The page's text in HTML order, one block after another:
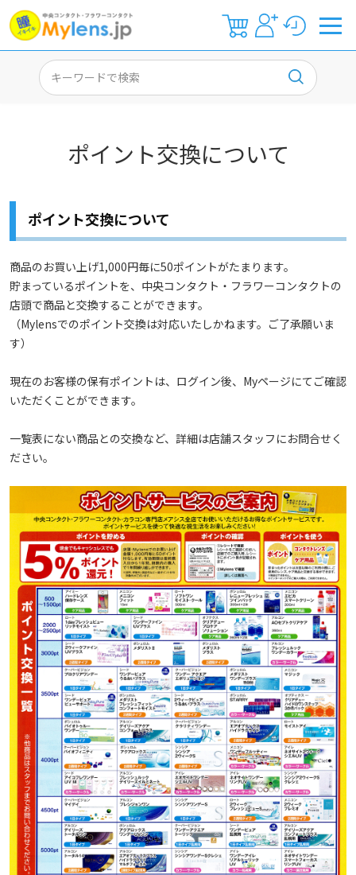
ポイント交換について
ポイント交換について
商品のお買い上げ1,000円毎に50ポイントがたまります。
貯まっているポイントを、中央コンタクト・フラワーコンタクトの
店頭で商品と交換することができます。
（Mylensでのポイント交換は対応いたしかねます。ご了承願いま
す）
現在のお客様の保有ポイントは、ログイン後、Myページにてご確認
いただくことができます。
一覧表にない商品との交換など、詳細は店舗スタッフにお問合せく
ださい。